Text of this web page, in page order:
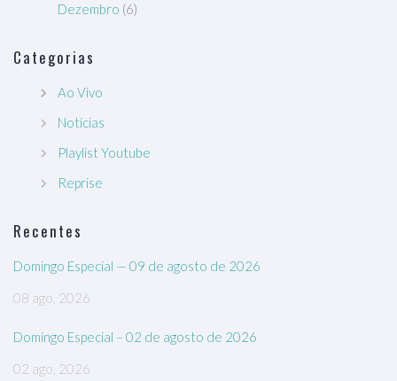
Dezembro (6)
Categorias
Ao Vivo
Notícias
Playlist Youtube
Reprise
Recentes
Domingo Especial — 09 de agosto de 2026
08 ago, 2026
Domingo Especial – 02 de agosto de 2026
02 ago, 2026